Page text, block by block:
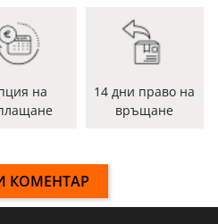
съчетава технология за
колела, не използва
Системата за
колела е с двойни
на
14 дни право на
връщане
КОМЕНТАР